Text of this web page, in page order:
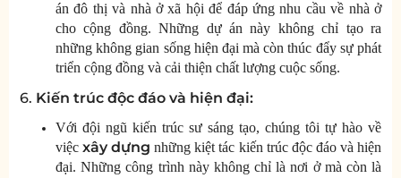
án đô thị và nhà ở xã hội để đáp ứng nhu cầu về nhà ở
cho cộng đồng. Những dự án này không chỉ tạo ra
những không gian sống hiện đại mà còn thúc đẩy sự phát
triển cộng đồng và cải thiện chất lượng cuộc sống.
6. Kiến trúc độc đáo và hiện đại:
Với đội ngũ kiến trúc sư sáng tạo, chúng tôi tự hào về
việcxây dựng những kiệt tác kiến trúc độc đáo và hiện
đại. Những công trình này không chỉ là nơi ở mà còn là